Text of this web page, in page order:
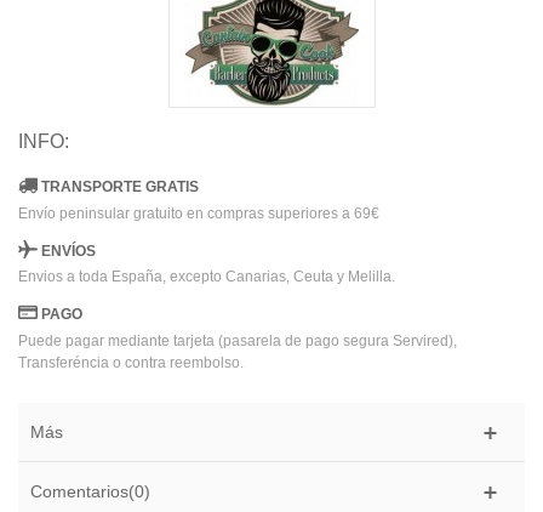
INFO:
TRANSPORTE GRATIS
Envío peninsular gratuito en compras superiores a 69€
ENVÍOS
Envios a toda España, excepto Canarias, Ceuta y Melilla.
PAGO
Puede pagar mediante tarjeta (pasarela de pago segura Servired),
Transferéncia o contra reembolso.
Más
Comentarios(0)